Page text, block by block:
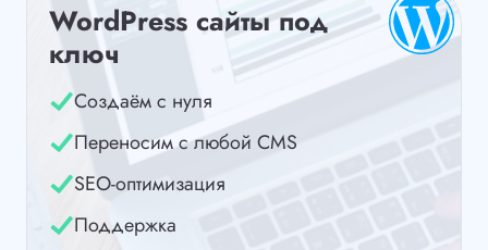
WordPress сайты под
ключ
Создаём с нуля
Переносим с любой CMS
SEO-оптимизация
Поддержка